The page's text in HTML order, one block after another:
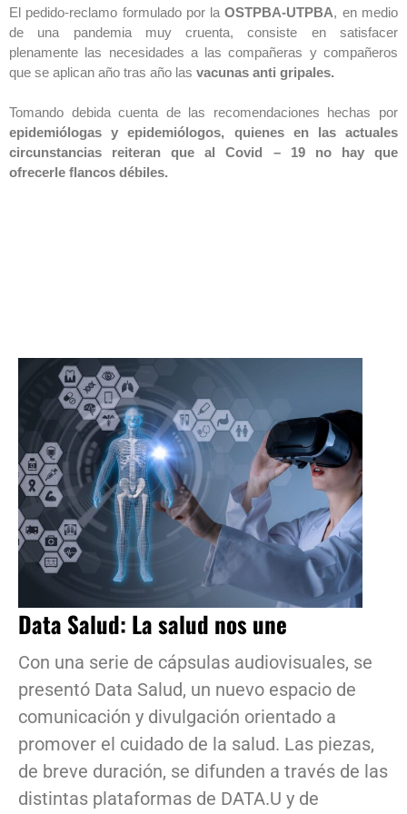
El pedido-reclamo formulado por laOSTPBA-UTPBA, en medio
de una pandemia muy cruenta, consiste en satisfacer
plenamente las necesidades a las compañeras y compañeros
que se aplican año tras año las vacunas anti gripales.
Tomando debida cuenta de las recomendaciones hechas por
epidemiólogas y epidemiólogos, quienes en las actuales
circunstancias reiteran que al Covid – 19 no hay que
ofrecerle flancos débiles.
Data Salud: La salud nos une
Con una serie de cápsulas audiovisuales, se
presentó Data Salud, un nuevo espacio de
comunicación y divulgación orientado a
promover el cuidado de la salud. Las piezas,
de breve duración, se difunden a través de las
distintas plataformas de DATA.U y de